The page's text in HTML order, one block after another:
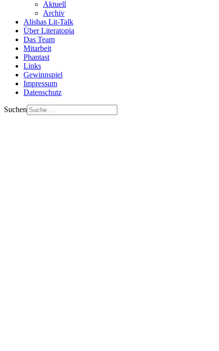
Aktuell
Archiv
Alishas Lit-Talk
Über Literatopia
Das Team
Mitarbeit
Phantast
Links
Gewinnspiel
Impressum
Datenschutz
Suchen